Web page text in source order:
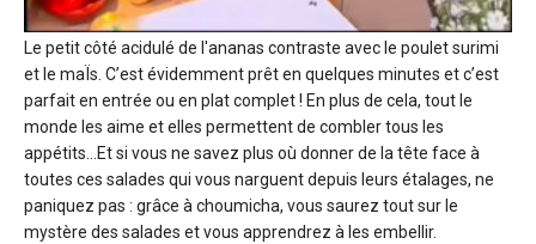
Le petit côté acidulé de l'ananas contraste avec le poulet surimi
et le maÏs. C’est évidemment prêt en quelques minutes et c’est
parfait en entrée ou en plat complet ! En plus de cela, tout le
monde les aime et elles permettent de combler tous les
appétits…Et si vous ne savez plus où donner de la tête face à
toutes ces salades qui vous narguent depuis leurs étalages, ne
paniquez pas : grâce à choumicha, vous saurez tout sur le
mystère des salades et vous apprendrez à les embellir.